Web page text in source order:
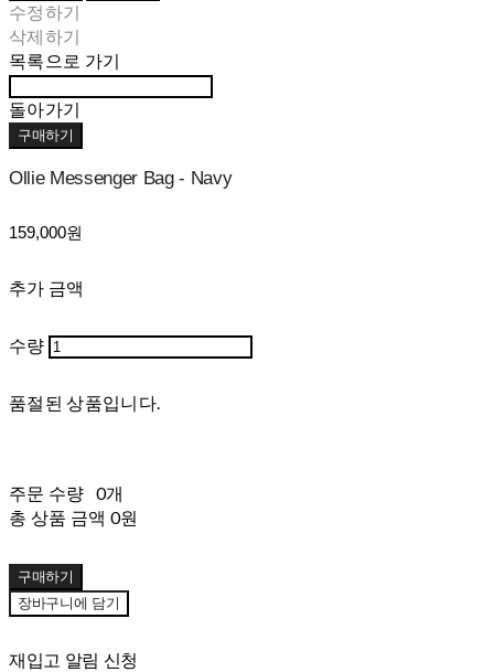
수정하기
삭제하기
목록으로 가기
돌아가기
구매하기
Ollie Messenger Bag - Navy
159,000원
추가 금액
수량
품절된 상품입니다.
주문 수량 0개
총 상품 금액 0원
구매하기
장바구니에 담기
재입고 알림 신청